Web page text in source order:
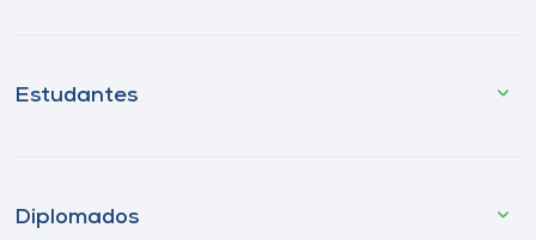
Estudantes
Diplomados